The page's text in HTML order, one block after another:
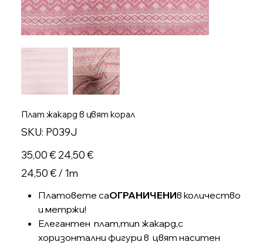
Плат жакард в цвят корал
SKU: SKU
P039J
P039J
Оригинална
цена
35,00 € Продажна
цена
24,50 €
24,50 €
на
24,50 € / 1m
Платовете саОГРАНИЧЕНИв количество
и метржи!
Елегантен плат,тип жакард,с
хоризонтални фигури в цвят наситен